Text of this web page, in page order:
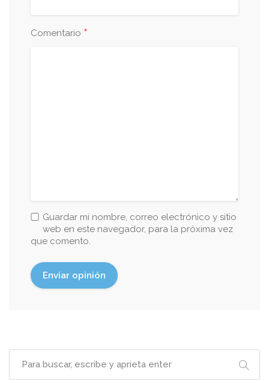
Comentario *
Guardar mi nombre, correo electrónico y sitio
web en este navegador, para la próxima vez
que comento.